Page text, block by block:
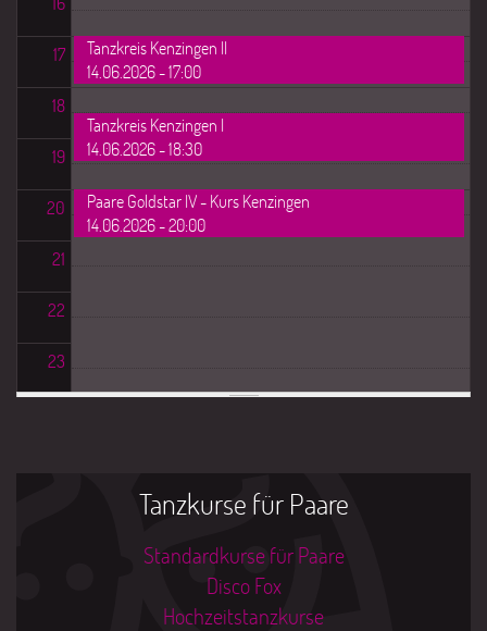
17
18
19
20
21
22
23
Tanzkreis Kenzingen II
14.06.2026 - 17:00
Tanzkreis Kenzingen I
14.06.2026 - 18:30
Paare Goldstar IV - Kurs Kenzingen
14.06.2026 - 20:00
Tanzkurse für Paare
Standardkurse für Paare
Disco Fox
Hochzeitstanzkurse